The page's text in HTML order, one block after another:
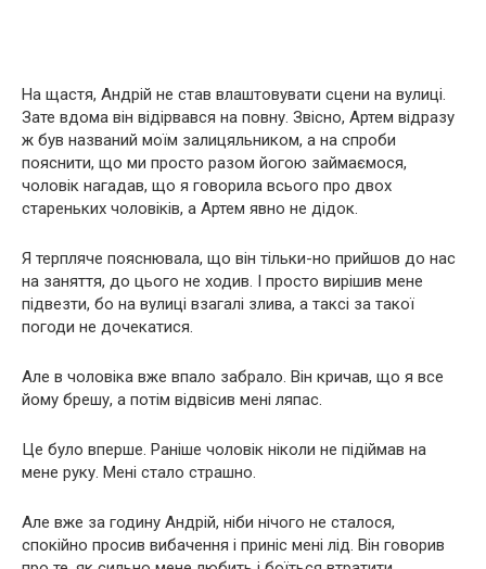
На щастя, Андрій не став влаштовувати сцени на вулиці.
Зате вдома він відірвався на повну. Звісно, Артем відразу
ж був названий моїм залицяльником, а на спроби
пояснити, що ми просто разом йогою займаємося,
чоловік нагадав, що я говорила всього про двох
стареньких чоловіків, а Артем явно не дідок.
Я терпляче пояснювала, що він тільки-но прийшов до нас
на заняття, до цього не ходив. І просто вирішив мене
підвезти, бо на вулиці взагалі злива, а таксі за такої
погоди не дочекатися.
Але в чоловіка вже впало забрало. Він кричав, що я все
йому брешу, а потім відвісив мені ляпас.
Це було вперше. Раніше чоловік ніколи не підіймав на
мене руку. Мені стало страшно.
Але вже за годину Андрій, ніби нічого не сталося,
спокійно просив вибачення і приніс мені лід. Він говорив